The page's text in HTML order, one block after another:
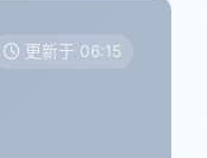
更新于 06:15